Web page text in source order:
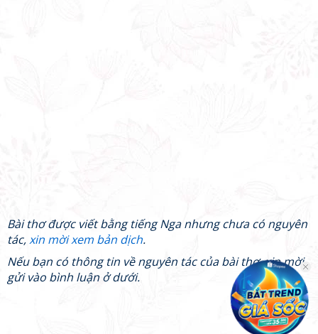
Bài thơ được viết bằng tiếng Nga nhưng chưa có nguyên
tác,xin mời xem bản dịch.
Nếu bạn có thông tin về nguyên tác của bài thơ, xin mời
gửi vào bình luận ở dưới.